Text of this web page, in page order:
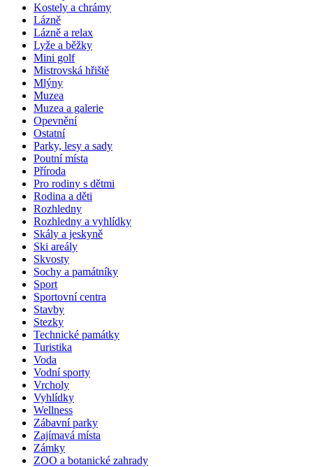
Kostely a chrámy
Lázně
Lázně a relax
Lyže a běžky
Mini golf
Mistrovská hřiště
Mlýny
Muzea
Muzea a galerie
Opevnění
Ostatní
Parky, lesy a sady
Poutní místa
Příroda
Pro rodiny s dětmi
Rodina a děti
Rozhledny
Rozhledny a vyhlídky
Skály a jeskyně
Ski areály
Skvosty
Sochy a památníky
Sport
Sportovní centra
Stavby
Stezky
Technické památky
Turistika
Voda
Vodní sporty
Vrcholy
Vyhlídky
Wellness
Zábavní parky
Zajímavá místa
Zámky
ZOO a botanické zahrady